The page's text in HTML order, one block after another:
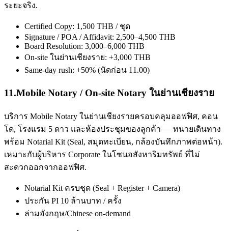
ระยะจริง.
Certified Copy: 1,500 THB / ชุด
Signature / POA / Affidavit: 2,500–4,500 THB
Board Resolution: 3,000–6,000 THB
On-site ในย่านเชียงราย: +3,000 THB
Same-day rush: +50% (นัดก่อน 11.00)
11.Mobile Notary / On-site Notary ในย่านเชียงราย
บริการ Mobile Notary ในย่านเชียงรายครอบคลุมออฟฟิศ, คอน
โด, โรงแรม 5 ดาว และห้องประชุมของลูกค้า — ทนายเดินทาง
พร้อม Notarial Kit (Seal, สมุดทะเบียน, กล้องบันทึกภาพต่อหน้า).
เหมาะกับผู้บริหาร Corporate ในโซนอสังหาริมทรัพย์ ที่ไม่
สะดวกออกจากออฟฟิศ.
Notarial Kit ครบชุด (Seal + Register + Camera)
ประกัน PI 10 ล้านบาท / ครั้ง
ล่ามอังกฤษ/Chinese on-demand